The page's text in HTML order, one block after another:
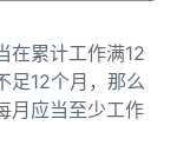
在累计工作满12
足12个月，那么
月应当至少工作